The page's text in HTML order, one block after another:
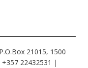
21015, 1500
22432531 |